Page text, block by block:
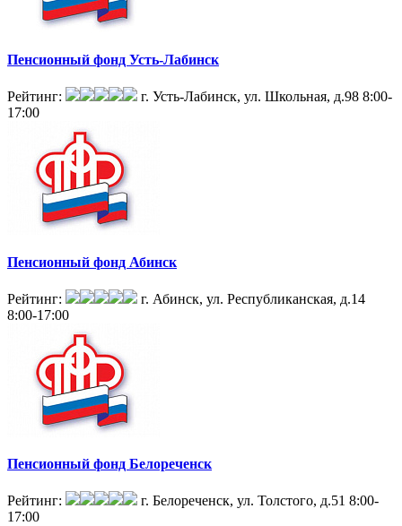
Пенсионный фонд Усть-Лабинск
Рейтинг: г. Усть-Лабинск, ул. Школьная, д.98 8:00-
17:00
Пенсионный фонд Абинск
Рейтинг:
г. Абинск, ул. Республиканская, д.14
8:00-17:00
Пенсионный фонд Белореченск
Рейтинг: г. Белореченск, ул. Толстого, д.51 8:00-
17:00